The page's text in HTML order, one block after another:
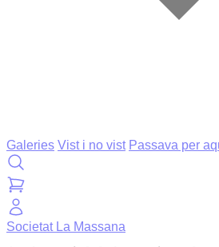
Galeries Vist i no vist Passava per
Societat La Massana